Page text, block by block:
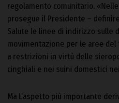
regolamento comunitario.
prosegue il Presidente –
Salute le linee di indirizzo sulle
movimentazione per le aree
a restrizioni in virtù delle
cinghiali e nei suini domestici
Ma L’aspetto più importante